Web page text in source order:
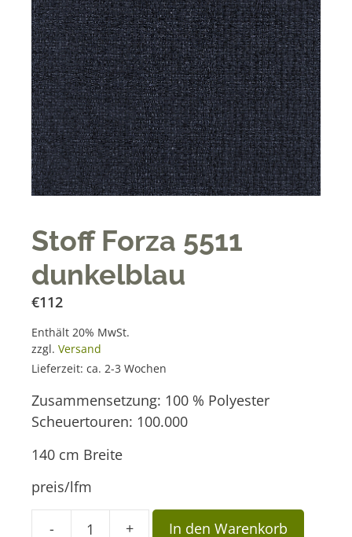
Stoff Forza 5511
dunkelblau
€112
Enthält 20% MwSt.
zzgl. Versand
Lieferzeit: ca. 2-3 Wochen
Zusammensetzung: 100 % Polyester
Scheuertouren: 100.000
140 cm Breite
preis/lfm
- + In den Warenkorb